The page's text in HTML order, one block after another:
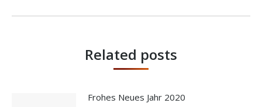
Related posts
Frohes Neues Jahr 2020